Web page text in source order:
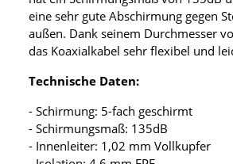
eine sehr gute Abschirmung gegen
außen. Dank seinem Durchmesser
das Koaxialkabel sehr flexibel und
Technische Daten:
- Schirmung: 5-fach geschirmt
- Schirmungsmaß: 135dB
- Innenleiter: 1,02 mm Vollkupfer